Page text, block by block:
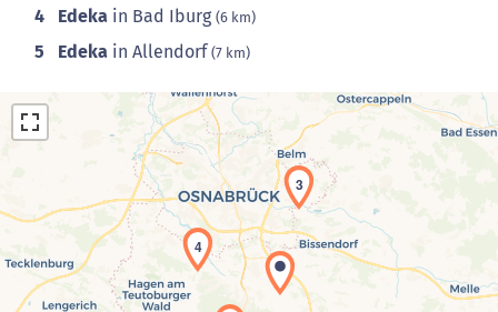
4 Edeka in Bad Iburg (6 km)
5 Edeka in Allendorf(7 km)
Laden der Karte...
3
4